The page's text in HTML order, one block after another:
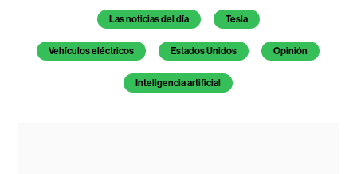
Temas de este artículo
Las noticias del día Tesla
Vehículos eléctricos Estados Unidos Opinión
Inteligencia artificial